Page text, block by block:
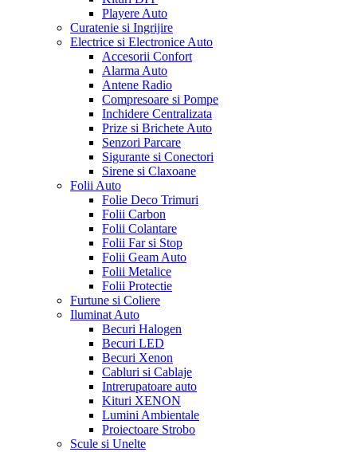
Playere Auto
Curatenie si Ingrijire
Electrice si Electronice Auto
Accesorii Confort
Alarma Auto
Antene Radio
Compresoare si Pompe
Inchidere Centralizata
Prize si Brichete Auto
Senzori Parcare
Sigurante si Conectori
Sirene si Claxoane
Folii Auto
Folie Deco Trimuri
Folii Carbon
Folii Colantare
Folii Far si Stop
Folii Geam Auto
Folii Metalice
Folii Protectie
Furtune si Coliere
Iluminat Auto
Becuri Halogen
Becuri LED
Becuri Xenon
Cabluri si Cablaje
Intrerupatoare auto
Kituri XENON
Lumini Ambientale
Proiectoare Strobo
Scule si Unelte